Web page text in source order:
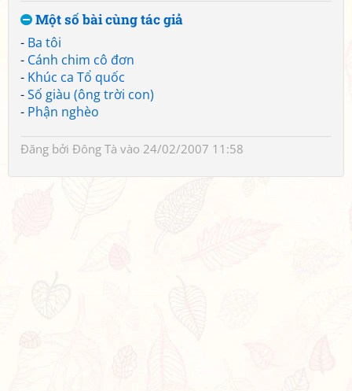
Một số bài cùng tác giả
- Ba tôi
- Cánh chim cô đơn
- Khúc ca Tổ quốc
-Số giàu (ông trời con)
- Phận nghèo
Đăng bởi Đông Tà vào 24/02/2007 11:58